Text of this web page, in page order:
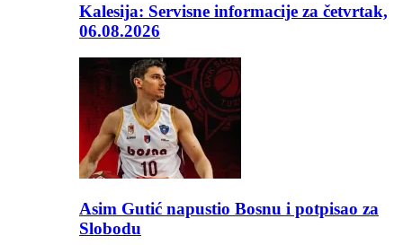
Kalesija: Servisne informacije za četvrtak,
06.08.2026
Asim Gutić napustio Bosnu i potpisao za
Slobodu